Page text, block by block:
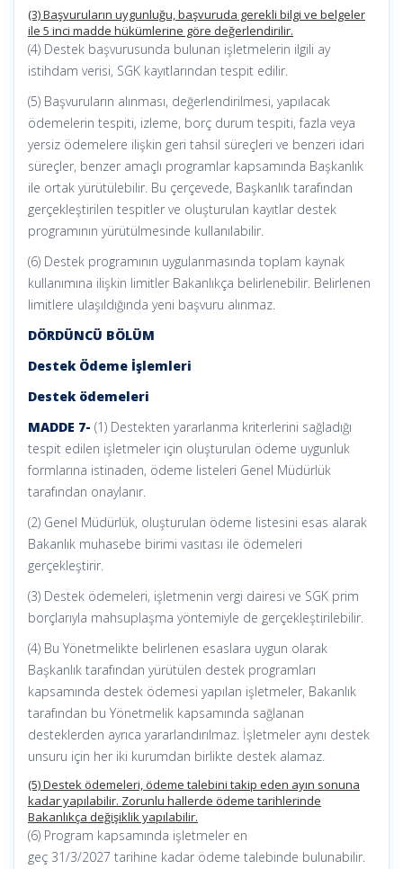
(3) Başvuruların uygunluğu, başvuruda gerekli bilgi ve belgeler
ile 5 inci madde hükümlerine göre değerlendirilir.
(4) Destek başvurusunda bulunan işletmelerin ilgili ay
istihdam verisi, SGK kayıtlarından tespit edilir.
(5) Başvuruların alınması, değerlendirilmesi, yapılacak
ödemelerin tespiti, izleme, borç durum tespiti, fazla veya
yersiz ödemelere ilişkin geri tahsil süreçleri ve benzeri idari
süreçler, benzer amaçlı programlar kapsamında Başkanlık
ile ortak yürütülebilir. Bu çerçevede, Başkanlık tarafından
gerçekleştirilen tespitler ve oluşturulan kayıtlar destek
programının yürütülmesinde kullanılabilir.
(6) Destek programının uygulanmasında toplam kaynak
kullanımına ilişkin limitler Bakanlıkça belirlenebilir. Belirlenen
limitlere ulaşıldığında yeni başvuru alınmaz.
DÖRDÜNCÜ BÖLÜM
Destek Ödeme İşlemleri
Destek ödemeleri
MADDE 7- (1) Destekten yararlanma kriterlerini sağladığı
tespit edilen işletmeler için oluşturulan ödeme uygunluk
formlarına istinaden, ödeme listeleri Genel Müdürlük
tarafından onaylanır.
(2) Genel Müdürlük, oluşturulan ödeme listesini esas alarak
Bakanlık muhasebe birimi vasıtası ile ödemeleri
gerçekleştirir.
(3) Destek ödemeleri, işletmenin vergi dairesi ve SGK prim
borçlarıyla mahsuplaşma yöntemiyle de gerçekleştirilebilir.
(4) Bu Yönetmelikte belirlenen esaslara uygun olarak
Başkanlık tarafından yürütülen destek programları
kapsamında destek ödemesi yapılan işletmeler, Bakanlık
tarafından bu Yönetmelik kapsamında sağlanan
desteklerden ayrıca yararlandırılmaz. İşletmeler aynı destek
unsuru için her iki kurumdan birlikte destek alamaz.
(5) Destek ödemeleri, ödeme talebini takip eden ayın sonuna
kadar yapılabilir. Zorunlu hallerde ödeme tarihlerinde
Bakanlıkça değişiklik yapılabilir.
(6) Program kapsamında işletmeler en
geç 31/3/2027 tarihine kadar ödeme talebinde bulunabilir.